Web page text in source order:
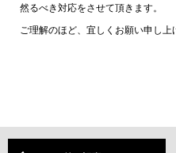
然るべき対応をさせて頂きます。
ご理解のほど、宜しくお願い申し上